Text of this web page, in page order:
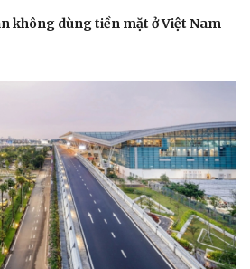
không dùng tiền mặt ở Việt Nam